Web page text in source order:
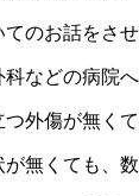
のお話をさせ
などの病院へ
外傷が無く
無くても、